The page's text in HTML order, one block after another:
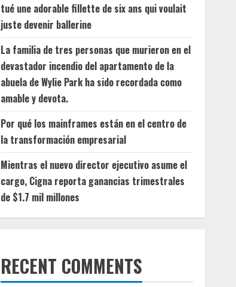
tué une adorable fillette de six ans qui voulait
juste devenir ballerine
La familia de tres personas que murieron en el
devastador incendio del apartamento de la
abuela de Wylie Park ha sido recordada como
amable y devota.
Por qué los mainframes están en el centro de
la transformación empresarial
Mientras el nuevo director ejecutivo asume el
cargo, Cigna reporta ganancias trimestrales
de $1.7 mil millones
RECENT COMMENTS